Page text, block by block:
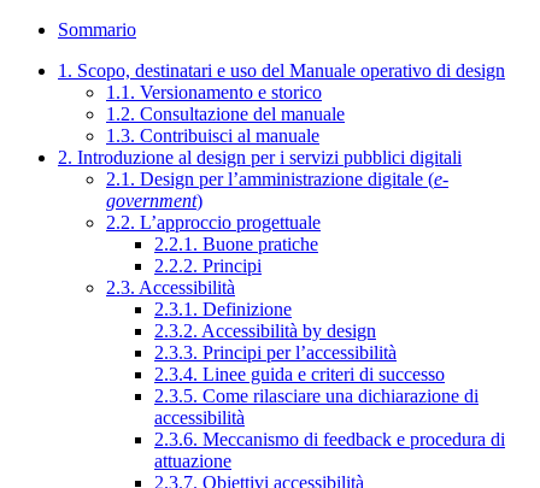
Sommario
1. Scopo, destinatari e uso del Manuale operativo di design
1.1. Versionamento e storico
1.2. Consultazione del manuale
1.3. Contribuisci al manuale
2. Introduzione al design per i servizi pubblici digitali
2.1. Design per l’amministrazione digitale (e-
government)
2.2. L’approccio progettuale
2.2.1. Buone pratiche
2.2.2. Principi
2.3. Accessibilità
2.3.1. Definizione
2.3.2. Accessibilità by design
2.3.3. Principi per l’accessibilità
2.3.4. Linee guida e criteri di successo
2.3.5. Come rilasciare una dichiarazione di
accessibilità
2.3.6. Meccanismo di feedback e procedura di
attuazione
2.3.7. Obiettivi accessibilità